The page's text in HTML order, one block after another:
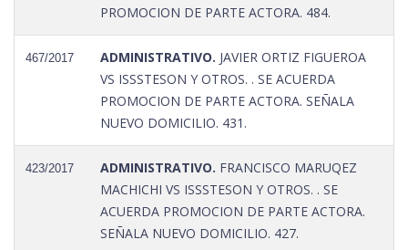
PROMOCION DE PARTE ACTORA. 484.
467/2017 ADMINISTRATIVO. JAVIER ORTIZ FIGUEROA
VS ISSSTESON Y OTROS. . SE ACUERDA
PROMOCION DE PARTE ACTORA. SEÑALA
NUEVO DOMICILIO. 431.
423/2017 ADMINISTRATIVO. FRANCISCO MARUQEZ
MACHICHI VS ISSSTESON Y OTROS. . SE
ACUERDA PROMOCION DE PARTE ACTORA.
SEÑALA NUEVO DOMICILIO. 427.